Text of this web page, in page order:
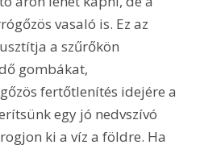
vasaló is. Ez az
a szűrőkön
gombákat,
fertőtlenítés idejére a
egy jó nedvszívó
ki a víz a földre. Ha